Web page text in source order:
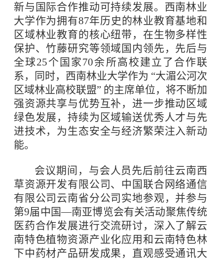
新与国际合作推动可持续发展。西南林业
大学作为拥有87年历史的林业教育基地和
区域林业教育的核心纽带，在生物多样性
保护、竹藤研究等领域国内领先，先后与
全球25个国家70余所高校建立了合作联
系，同时，西南林业大学作为 “大湄公河次
区域林业高校联盟” 的主席单位，将不断加
强资源共享与优势互补，进一步推动区域
绿色发展，持续为区域输送优秀人才与先
进技术，为生态安全与经济繁荣注入新动
能。
会议期间，与会人员先后前往云南西
草资源开发有限公司、中国联合网络通信
有限公司云南省分公司实地参观，并参与
第9届中国—南亚博览会有关活动聚焦传统
医药合作发展进行交流研讨，深入了解云
南特色植物资源产业化应用和云南特色林
下中药材产品研发成果，直观感受通讯大